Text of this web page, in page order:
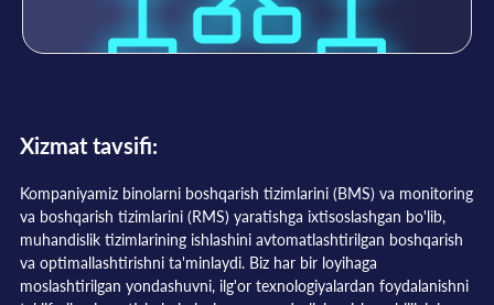
Xizmat tavsifi:
Kompaniyamiz binolarni boshqarish tizimlarini (BMS) va monitoring
va boshqarish tizimlarini (RMS) yaratishga ixtisoslashgan bo'lib,
muhandislik tizimlarining ishlashini avtomatlashtirilgan boshqarish
va optimallashtirishni ta'minlaydi. Biz har bir loyihaga
moslashtirilgan yondashuvni, ilg'or texnologiyalardan foydalanishni